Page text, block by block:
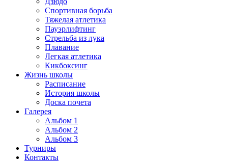
Спортивная борьба
Тяжелая атлетика
Пауэрлифтинг
Стрельба из лука
Плавание
Легкая атлетика
Кикбоксинг
Жизнь школы
Расписание
История школы
Доска почета
Галерея
Альбом 1
Альбом 2
Альбом 3
Турниры
Контакты